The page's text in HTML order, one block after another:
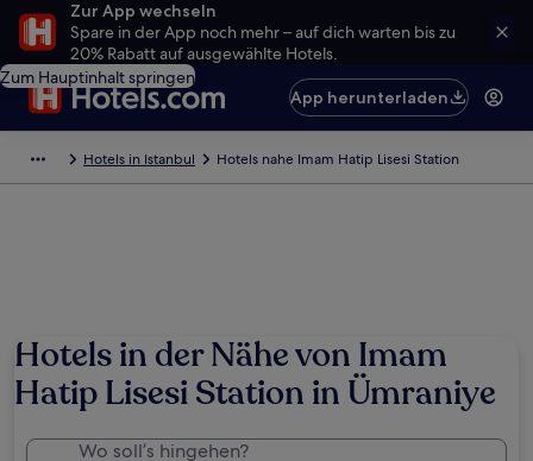
Zur App wechseln
Spare in der App noch mehr – auf dich warten bis zu
20% Rabatt auf ausgewählte Hotels.
Zum Hauptinhalt springen
App herunterladen
Hotels in Istanbul Hotels nahe Imam Hatip Lisesi Station
Hotels in der Nähe von Imam
Hatip Lisesi Station in Ümraniye
Wo soll’s hingehen?